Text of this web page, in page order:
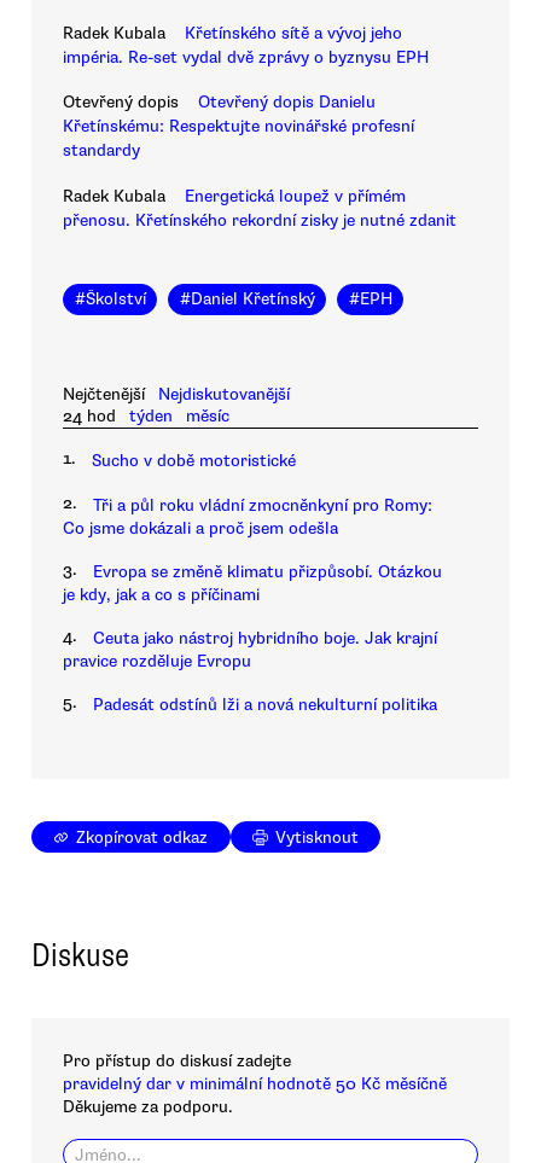
Radek Kubala
Křetínského sítě a vývoj jeho
impéria. Re-set vydal dvě zprávy o byznysu EPH
Otevřený dopis
Otevřený dopis Danielu
Křetínskému: Respektujte novinářské profesní
standardy
Radek Kubala
Energetická loupež v přímém
přenosu. Křetínského rekordní zisky je nutné zdanit
#Školství #Daniel Křetínský #EPH
Nejčtenější
Nejdiskutovanější
24 hod
týden měsíc
1. Sucho v době motoristické
2.
Tři a půl roku vládní zmocněnkyní pro Romy:
Co jsme dokázali a proč jsem odešla
3.
Evropa se změně klimatu přizpůsobí. Otázkou
je kdy, jak a co s příčinami
4.
Ceuta jako nástroj hybridního boje. Jak krajní
pravice rozděluje Evropu
5. Padesát odstínů lži a nová nekulturní politika
Zkopírovat odkaz Vytisknout
Diskuse
Pro přístup do diskusí zadejte
pravidelný dar v minimální hodnotě 50 Kč měsíčně
Děkujeme za podporu.